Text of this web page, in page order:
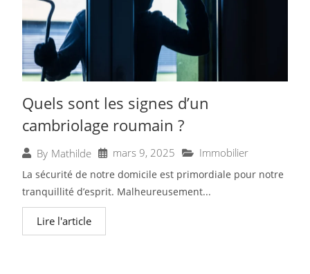
Quels sont les signes d’un
cambriolage roumain ?
By Mathilde mars 9, 2025 Immobilier
La sécurité de notre domicile est primordiale pour notre
tranquillité d’esprit. Malheureusement...
Lire l'article